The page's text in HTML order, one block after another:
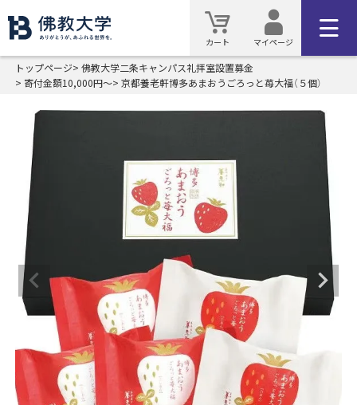
カート マイページ
トップページ
佛教大学二条キャンパス礼拝室設置募金
寄付金額10,000円～
京都養老軒博多あまおうごろっと苺大福（５個）